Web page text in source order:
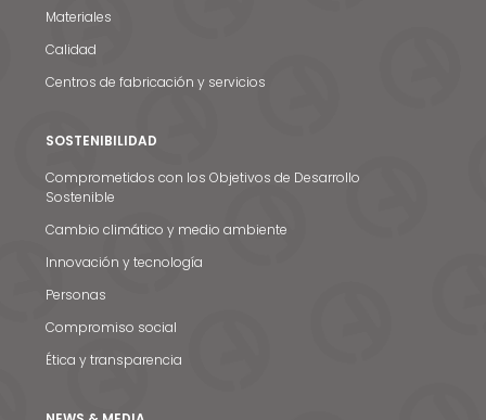
Materiales
Calidad
Centros de fabricación y servicios
SOSTENIBILIDAD
Comprometidos con los Objetivos de Desarrollo
Sostenible
Cambio climático y medio ambiente
Innovación y tecnología
Personas
Compromiso social
Ética y transparencia